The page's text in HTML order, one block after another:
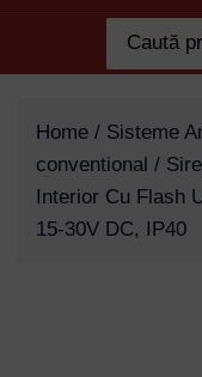
for:
Home / Sisteme
conventional /
Interior Cu Flash
15-30V DC, IP40